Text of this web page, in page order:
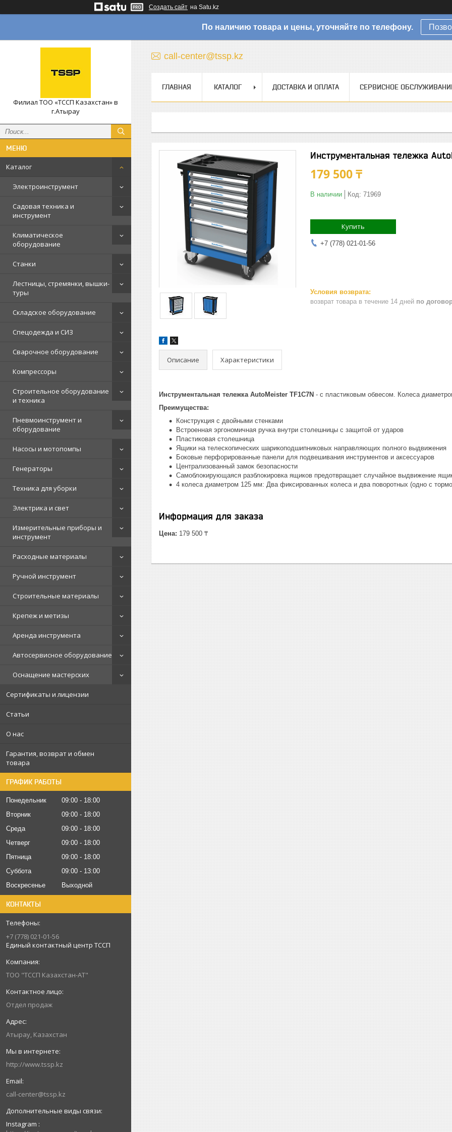
Создать сайт на Satu.kz
По наличию товара и цены, уточняйте по телефону.
Филиал ТОО «ТССП Казахстан» в
г.Атырау
Каталог
Электроинструмент
Садовая техника и
инструмент
Климатическое
оборудование
Станки
Лестницы, стремянки, вышки-
туры
Складское оборудование
Спецодежда и СИЗ
Сварочное оборудование
Компрессоры
Строительное оборудование
и техника
Пневмоинструмент и
оборудование
Насосы и мотопомпы
Генераторы
Техника для уборки
Электрика и свет
Измерительные приборы и
инструмент
Расходные материалы
Ручной инструмент
Строительные материалы
Крепеж и метизы
Аренда инструмента
Автосервисное оборудование
Оснащение мастерских
Сертификаты и лицензии
Статьи
О нас
Гарантия, возврат и обмен
товара
ГРАФИК РАБОТЫ
Понедельник 09:00
18:00
Вторник
09:00
18:00
Среда
09:00
18:00
Четверг
09:00
18:00
Пятница
09:00
18:00
Суббота
09:00
13:00
Воскресенье
Выходной
КОНТАКТЫ
+7 (778) 021-01-56
Единый контактный центр ТССП
ТОО "ТССП Казахстан-АТ"
Отдел продаж
Атырау, Казахстан
http://www.tssp.kz
call-center@tssp.kz
Instagram
call-center@tssp.kz
ГЛАВНАЯ КАТАЛОГ ДОСТАВКА И ОПЛАТА СЕРВИСНОЕ
Инструментальная тележка
179 500 ₸
В наличии Код: 71969
Купить
+7 (778) 021-01-56
возврат товара в течение 14 дней по
Описание Характеристики
Инструментальная тележка AutoMeister TF1C7N - с пластиковым обвесом. Колеса
Преимущества:
Конструкция с двойными стенками
Встроенная эргономичная ручка внутри столешницы с защитой от ударов
Пластиковая столешница
Ящики на телескопических шарикоподшипниковых направляющих полного выдвижения
Боковые перфорированные панели для подвешивания инструментов и аксессуаров
Централизованный замок безопасности
Самоблокирующаяся разблокировка ящиков предотвращает случайное выдвижение
4 колеса диаметром 125 мм: Два фиксированных колеса и два поворотных (одно с
Информация для заказа
Цена: 179 500 ₸